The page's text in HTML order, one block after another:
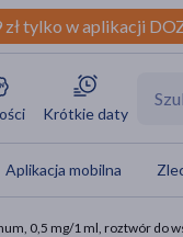
tylko w aplikacji
Krótkie daty
Aplikacja mobilna
0,5 mg/1 ml, roztwór do